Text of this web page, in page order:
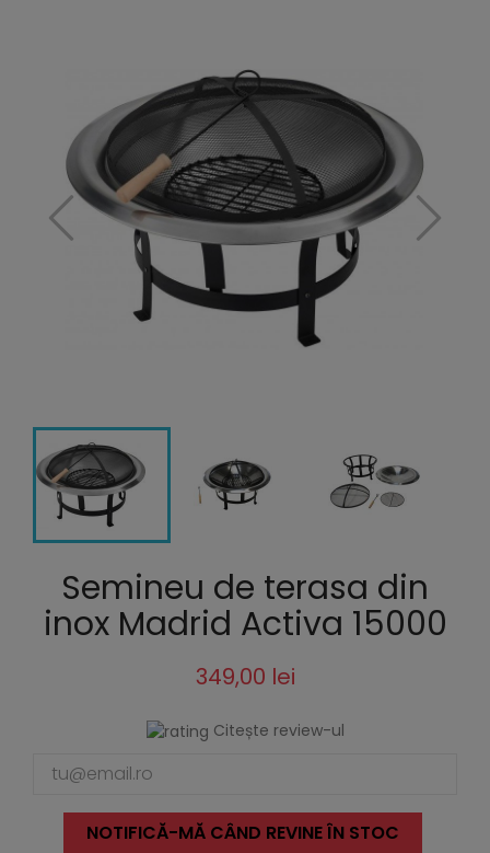
Semineu de terasa din
inox Madrid Activa 15000
349,00 lei
Citește review-ul
NOTIFICĂ-MĂ CÂND REVINE ÎN STOC